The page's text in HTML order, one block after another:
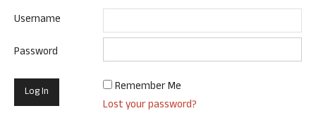
Username
Password
Remember Me
Lost your password?